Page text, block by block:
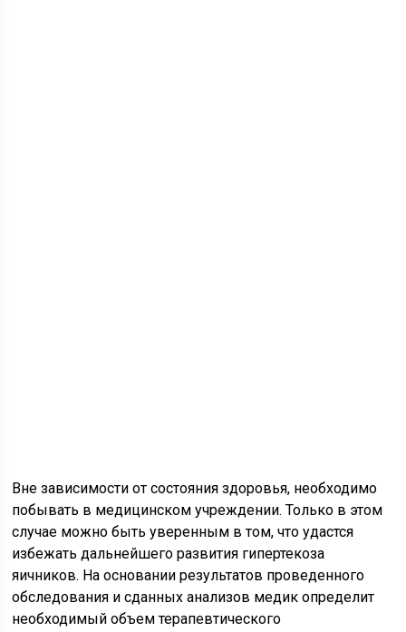
Вне зависимости от состояния здоровья, необходимо
побывать в медицинском учреждении. Только в этом
случае можно быть уверенным в том, что удастся
избежать дальнейшего развития гипертекоза
яичников. На основании результатов проведенного
обследования и сданных анализов медик определит
необходимый объем терапевтического